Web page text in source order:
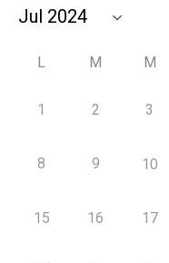
L M M
1 2 3
8 9 10
15 16 17